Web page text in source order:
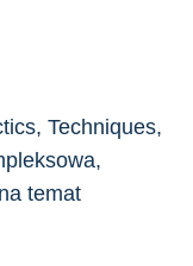
Techniques,
temat